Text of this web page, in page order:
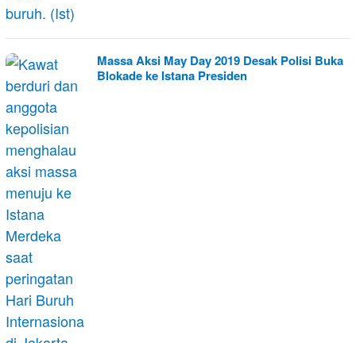
Massa Aksi May Day 2019 Desak Polisi Buka
Blokade ke Istana Presiden